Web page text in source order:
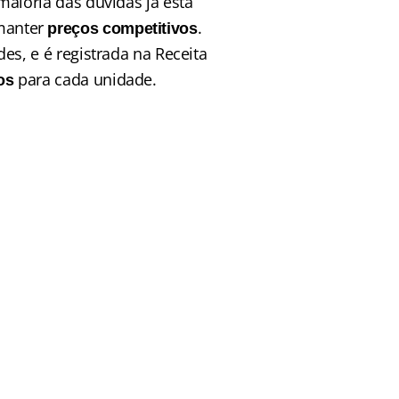
preços competitivos.
e é registrada na Receita
para cada unidade.